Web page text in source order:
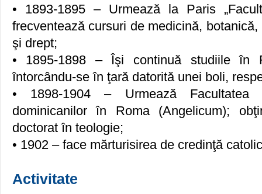
• 1893-1895 – Urmează la Paris
frecventează cursuri de medicină,
şi drept;
• 1895-1898 – Îşi continuă studiile în
întorcându-se în ţară datorită unei boli,
• 1898-1904 – Urmează Facultatea
dominicanilor în Roma (Angelicum);
doctorat în teologie;
• 1902 – face mărturisirea de credinţă
Activitate